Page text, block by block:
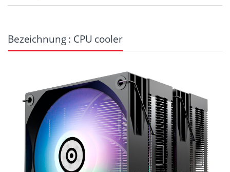
Bezeichnung : CPU cooler